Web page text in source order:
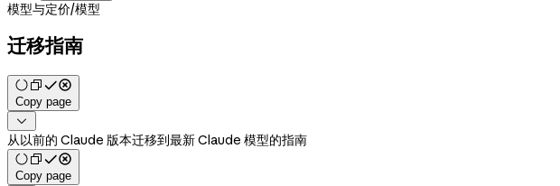
模型与定价/模型
迁移指南
Copy page

从以前的 Claude 版本迁移到最新 Claude 模型的指南
Copy page